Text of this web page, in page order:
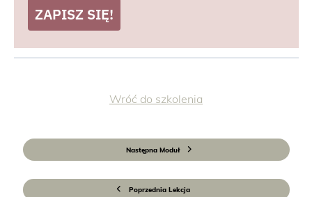
ZAPISZ SIĘ!
Poprzednia Lekcja
Wróć do szkolenia
Następna Moduł